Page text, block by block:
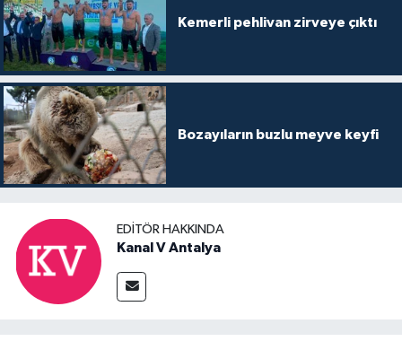
Kemerli pehlivan zirveye çıktı
Bozayıların buzlu meyve keyfi
EDITÖR HAKKINDA
Kanal V Antalya